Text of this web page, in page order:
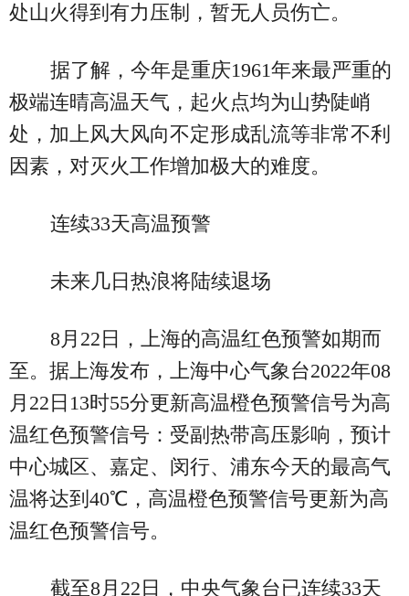
处山火得到有力压制，暂无人员伤亡。
据了解，今年是重庆1961年来最严重的
极端连晴高温天气，起火点均为山势陡峭
处，加上风大风向不定形成乱流等非常不利
因素，对灭火工作增加极大的难度。
连续33天高温预警
未来几日热浪将陆续退场
8月22日，上海的高温红色预警如期而
至。据上海发布，上海中心气象台2022年08
月22日13时55分更新高温橙色预警信号为高
温红色预警信号：受副热带高压影响，预计
中心城区、嘉定、闵行、浦东今天的最高气
温将达到40℃，高温橙色预警信号更新为高
温红色预警信号。
截至8月22日，中央气象台已连续33天